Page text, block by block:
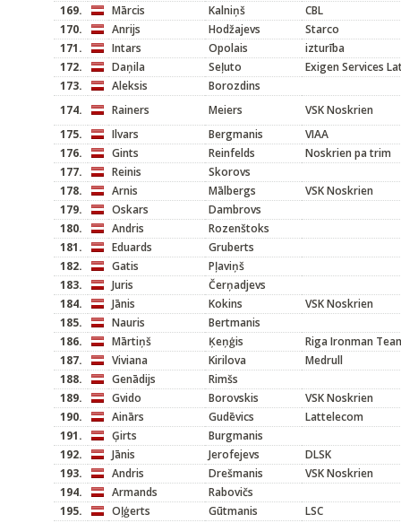
169.
Mārcis Kalniņš
CBL
170.
Anrijs Hodžajevs
Starco
171.
Intars Opolais
izturība
172.
Daņila Seļuto
Exigen Services
173.
Aleksis
Borozdins
174.
Rainers Meiers
VSK Noskrien
175.
Ilvars Bergmanis
VIAA
176.
Gints Reinfelds
Noskrien pa trim
177.
Reinis
Skorovs
178.
Arnis Mālbergs
VSK Noskrien
179.
Oskars
Dambrovs
180.
Andris
Rozenštoks
181.
Eduards
Gruberts
182.
Gatis
Pļaviņš
183.
Juris
Čerņadjevs
184.
Jānis Kokins
VSK Noskrien
185.
Nauris
Bertmanis
186.
Mārtiņš Ķeņģis
Riga Ironman
187.
Viviana Kirilova
Medrull
188.
Genādijs
Rimšs
189.
Gvido Borovskis
VSK Noskrien
190.
Ainārs Gudēvics
Lattelecom
191.
Ģirts
Burgmanis
192.
Jānis Jerofejevs
DLSK
193.
Andris Drešmanis
VSK Noskrien
194.
Armands
Rabovičs
195.
Oļģerts Gūtmanis
LSC